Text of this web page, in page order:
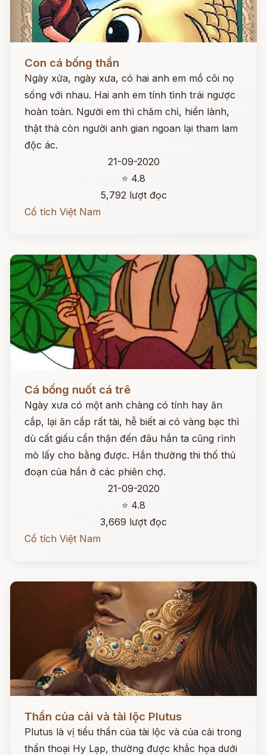
Con cá bống thần
Ngày xửa, ngày xưa, có hai anh em mồ côi nọ
sống với nhau. Hai anh em tính tình trái ngược
hoàn toàn. Người em thì chăm chỉ, hiền lành,
thật thà còn người anh gian ngoan lại tham lam
độc ác.
21-09-2020
⭐ 4.8
5,792 lượt đọc
Cổ tích Việt Nam
Đọc ngay
Cá bống nuốt cá trê
Ngày xưa có một anh chàng có tính hay ăn
cắp, lại ăn cắp rất tài, hễ biết ai có vàng bạc thì
dù cất giấu cẩn thận đến đâu hắn ta cũng rình
mò lấy cho bằng được. Hắn thường thi thố thủ
đoạn của hắn ở các phiên chợ.
21-09-2020
⭐ 4.8
3,669 lượt đọc
Cổ tích Việt Nam
Đọc ngay
Thần của cải và tài lộc Plutus
Plutus là vị tiểu thần của tài lộc và của cải trong
thần thoại Hy Lạp, thường được khắc họa dưới